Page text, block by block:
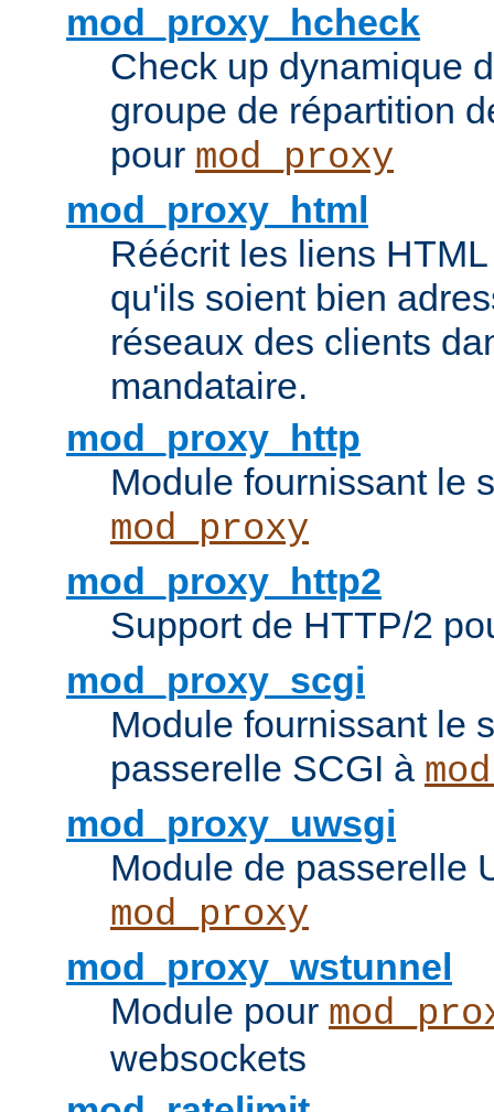
mod_proxy_hcheck
Check up dynamique
groupe de répartition
pour mod_proxy
mod_proxy_html
Réécrit les liens
qu'ils soient bien
réseaux des clients
mandataire.
mod_proxy_http
Module fournissant le
mod_proxy
mod_proxy_http2
Support de HTTP/2
mod_proxy_scgi
Module fournissant le
passerelle SCGI à
mod_proxy_uwsgi
Module de passerelle
mod_proxy
mod_proxy_wstunnel
Module pour
websockets